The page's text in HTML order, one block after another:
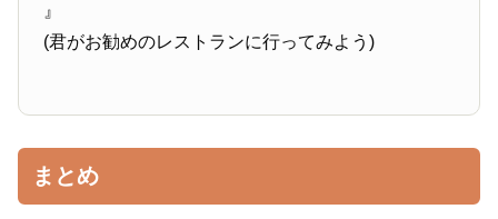
』
(君がお勧めのレストランに行ってみよう)
まとめ